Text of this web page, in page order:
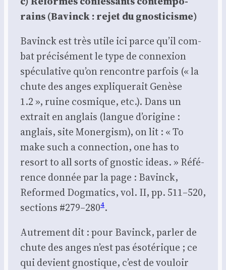
rains (Bavinck : rejet du gnos­ti­cisme)
Bavinck est très utile ici parce qu’il com­
bat pré­ci­sé­ment le type de connexion
spé­cu­la­tive qu’on ren­contre par­fois (« la
chute des anges expli­que­rait Genèse
1.2 », ruine cos­mique, etc.). Dans un
extrait en anglais (langue d’origine :
anglais, site Moner­gism), on lit : « To
make such a connec­tion, one has to
resort to all sorts of gnos­tic ideas. » Réfé­
rence don­née par la page : Bavinck,
Refor­med Dog­ma­tics, vol. II, pp. 511–520,
sec­tions #279–2804.
Autre­ment dit : pour Bavinck, par­ler de
chute des anges n’est pas éso­té­rique ; ce
qui devient gnos­tique, c’est de vou­loir